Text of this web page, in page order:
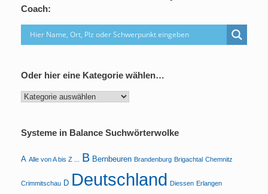
Coach:
Oder hier eine Kategorie wählen…
Oder
Kategorie
Systeme in Balance Suchwörterwolke
A Alle von A bis Z ... B Bernbeuren Brandenburg Brigachtal Chemnitz
Crimmitschau D Deutschland Diessen Erlangen